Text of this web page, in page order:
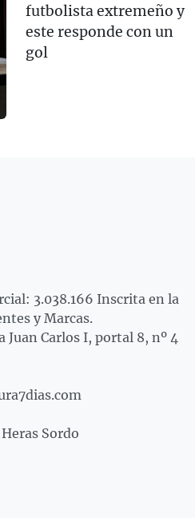
futbolista extremeño y
este responde con un
gol
3.038.166 Inscrita en la
y Marcas.
Carlos I, portal 8, nº 4
Sordo